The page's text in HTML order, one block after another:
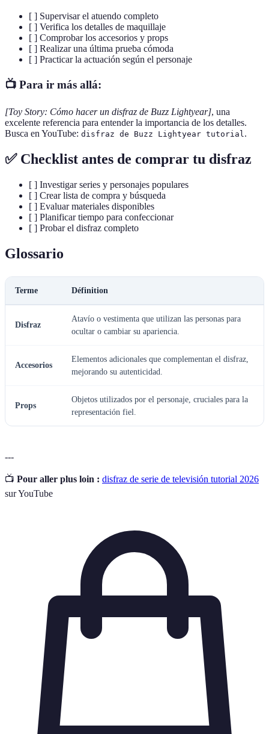
[ ] Supervisar el atuendo completo
[ ] Verifica los detalles de maquillaje
[ ] Comprobar los accesorios y props
[ ] Realizar una última prueba cómoda
[ ] Practicar la actuación según el personaje
📺 Para ir más allá:
[Toy Story: Cómo hacer un disfraz de Buzz Lightyear], una
excelente referencia para entender la importancia de los detalles.
Busca en YouTube: disfraz de Buzz Lightyear tutorial.
✅ Checklist antes de comprar tu disfraz
[ ] Investigar series y personajes populares
[ ] Crear lista de compra y búsqueda
[ ] Evaluar materiales disponibles
[ ] Planificar tiempo para confeccionar
[ ] Probar el disfraz completo
Glossario
Terme Définition
Disfraz
Atavío o vestimenta que utilizan las personas para
ocultar o cambiar su apariencia.
Accesorios
Elementos adicionales que complementan el disfraz,
mejorando su autenticidad.
Props
Objetos utilizados por el personaje, cruciales para la
representación fiel.
---
📺 Pour aller plus loin : disfraz de serie de televisión tutorial 2026
sur YouTube